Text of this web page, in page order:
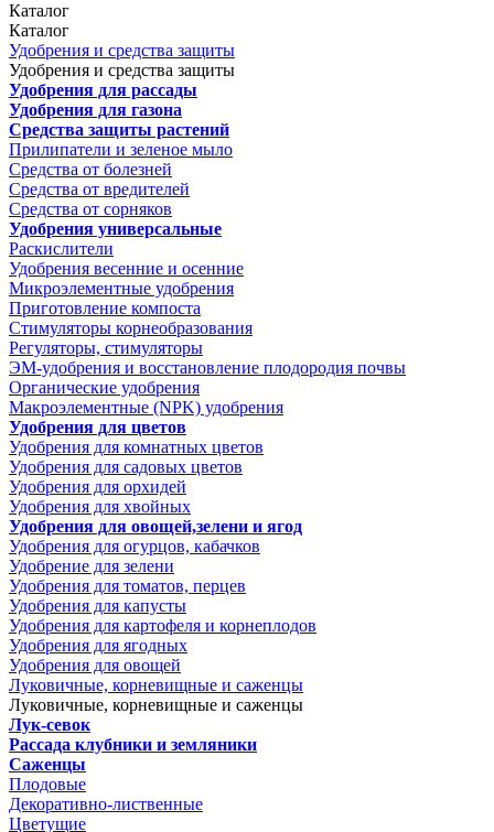
Каталог
Каталог
Удобрения и средства защиты
Удобрения и средства защиты
Удобрения для рассады
Удобрения для газона
Средства защиты растений
Прилипатели и зеленое мыло
Средства от болезней
Средства от вредителей
Средства от сорняков
Удобрения универсальные
Раскислители
Удобрения весенние и осенние
Микроэлементные удобрения
Приготовление компоста
Стимуляторы корнеобразования
Регуляторы, стимуляторы
ЭМ-удобрения и восстановление плодородия почвы
Органические удобрения
Макроэлементные (NPK) удобрения
Удобрения для цветов
Удобрения для комнатных цветов
Удобрения для садовых цветов
Удобрения для орхидей
Удобрения для хвойных
Удобрения для овощей,зелени и ягод
Удобрения для огурцов, кабачков
Удобрение для зелени
Удобрения для томатов, перцев
Удобрения для капусты
Удобрения для картофеля и корнеплодов
Удобрения для ягодных
Удобрения для овощей
Луковичные, корневищные и саженцы
Луковичные, корневищные и саженцы
Лук-севок
Рассада клубники и земляники
Саженцы
Плодовые
Декоративно-лиственные
Цветущие